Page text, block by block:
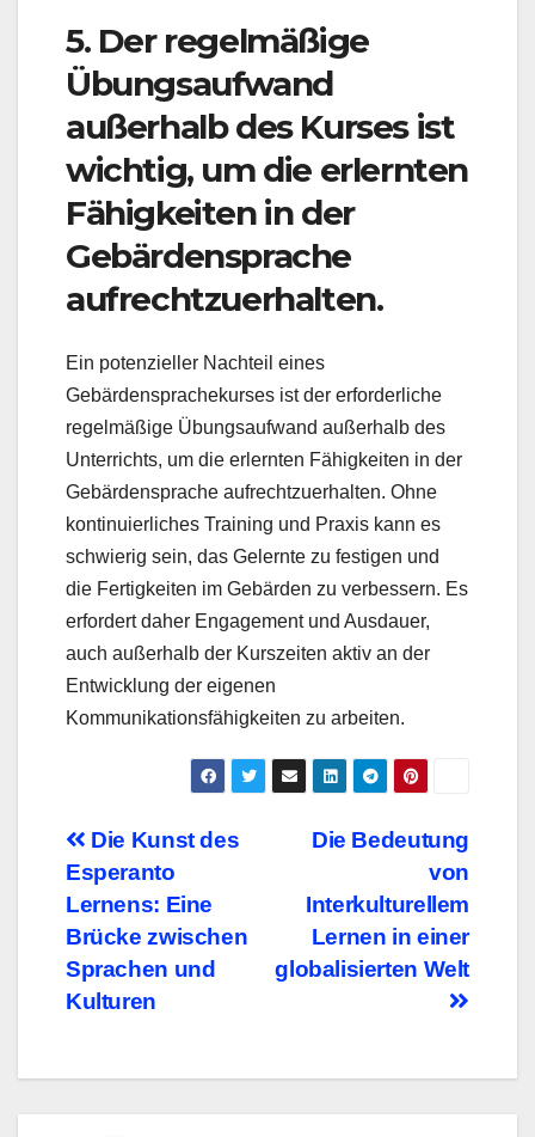
5. Der regelmäßige
Übungsaufwand
außerhalb des Kurses ist
wichtig, um die erlernten
Fähigkeiten in der
Gebärdensprache
aufrechtzuerhalten.
Ein potenzieller Nachteil eines
Gebärdensprachekurses ist der erforderliche
regelmäßige Übungsaufwand außerhalb des
Unterrichts, um die erlernten Fähigkeiten in der
Gebärdensprache aufrechtzuerhalten. Ohne
kontinuierliches Training und Praxis kann es
schwierig sein, das Gelernte zu festigen und
die Fertigkeiten im Gebärden zu verbessern. Es
erfordert daher Engagement und Ausdauer,
auch außerhalb der Kurszeiten aktiv an der
Entwicklung der eigenen
Kommunikationsfähigkeiten zu arbeiten.
Beitragsnavigation
Die Bedeutung
von
Interkulturellem
Lernen in einer
globalisierten Welt
Die Kunst des
Esperanto
Lernens: Eine
Brücke zwischen
Sprachen und
Kulturen